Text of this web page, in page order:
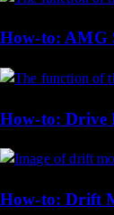
How-to: AMG
How-to: Drive
How-to: Drift